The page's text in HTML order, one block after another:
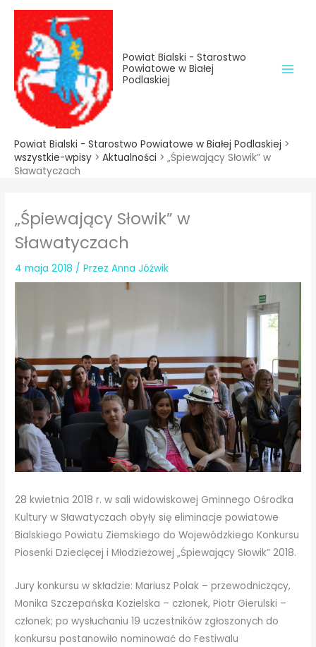
treści
Przejdź
treści
Powiat Bialski - Starostwo
Powiatowe w Białej
Podlaskiej
Powiat Bialski - Starostwo Powiatowe w Białej Podlaskiej >
wszystkie-wpisy > Aktualności > „Śpiewający Słowik” w
Sławatyczach
„Śpiewający Słowik” w
Sławatyczach
4 maja 2018 / PrzezAnna Jóźwik
28 kwietnia 2018 r. w sali widowiskowej Gminnego Ośrodka
Kultury w Sławatyczach obyły się eliminacje powiatowe
Bialskiego Powiatu Ziemskiego do Wojewódzkiego Konkursu
Piosenki Dziecięcej i Młodzieżowej „Śpiewający Słowik” 2018.
Jury konkursu w składzie: Mariusz Polak – przewodniczący,
Monika Szczepańska Kozielska – członek, Piotr Gierulski –
członek; po wysłuchaniu 19 uczestników zgłoszonych do
konkursu postanowiło nominować do Festiwalu